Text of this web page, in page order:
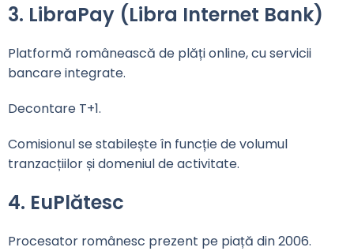
3. LibraPay (Libra Internet Bank)
Platformă românească de plăți online, cu servicii
bancare integrate.
Decontare T+1.
Comisionul se stabilește în funcție de volumul
tranzacțiilor și domeniul de activitate.
4. EuPlătesc
Procesator românesc prezent pe piață din 2006.